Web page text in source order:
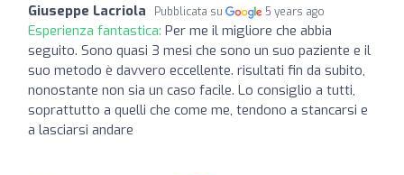
Giuseppe Lacriola Pubblicata su 5 years ago
Esperienza fantastica: Per me il migliore che abbia
seguito. Sono quasi 3 mesi che sono un suo paziente e il
suo metodo è davvero eccellente. risultati fin da subito,
nonostante non sia un caso facile. Lo consiglio a tutti,
soprattutto a quelli che come me, tendono a stancarsi e
a lasciarsi andare